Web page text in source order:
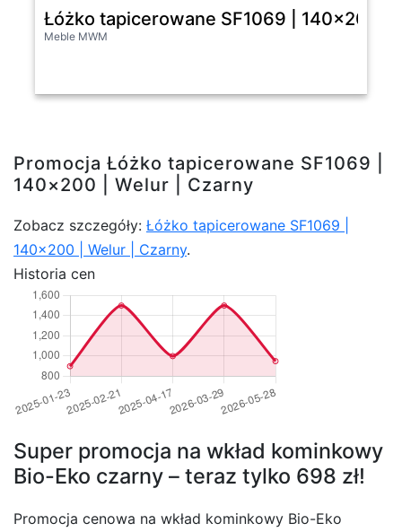
Łóżko tapicerowane SF1069 | 140x200 |
Meble MWM
Promocja Łóżko tapicerowane SF1069 |
140×200 | Welur | Czarny
Zobacz szczegóły: Łóżko tapicerowane SF1069 |
140×200 | Welur | Czarny.
Historia cen
Super promocja na wkład kominkowy
Bio-Eko czarny – teraz tylko 698 zł!
Promocja cenowa na wkład kominkowy Bio-Eko